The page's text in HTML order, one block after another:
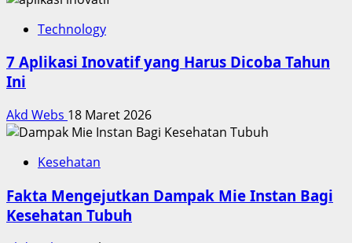
Technology
7 Aplikasi Inovatif yang Harus Dicoba Tahun
Ini
Akd Webs 18 Maret 2026
Kesehatan
Fakta Mengejutkan Dampak Mie Instan Bagi
Kesehatan Tubuh